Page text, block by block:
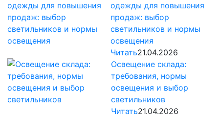
одежды для повышения
продаж: выбор
светильников и нормы
освещения
Читать21.04.2026
Освещение склада:
требования, нормы
освещения и выбор
светильников
Читать21.04.2026